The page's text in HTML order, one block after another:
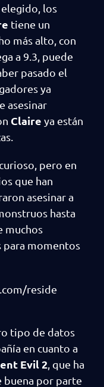
los
tiene un
más alto, con
a 9.3, puede
pasado el
ya
asesinar
Claire ya están
pero en
que han
asesinar a
hasta
muchos
para momentos
reside
tipo de datos
en cuanto a
Evil 2 , que ha
buena por parte